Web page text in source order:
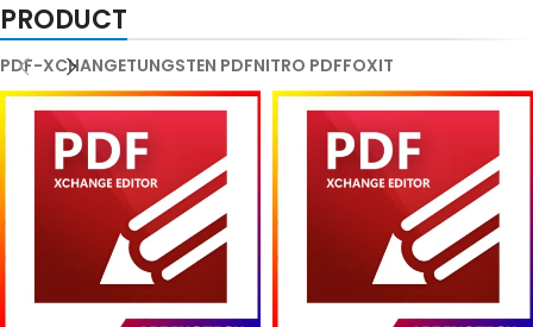
PRODUCT
PDF-XCHANGETUNGSTEN PDFNITRO PDFFOXIT